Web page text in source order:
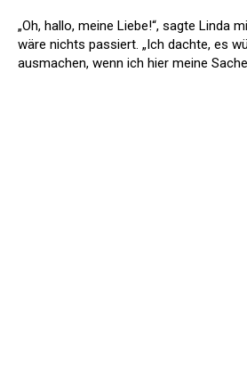
„Oh, hallo, meine Liebe!“, sagte Linda
wäre nichts passiert. „Ich dachte, es
ausmachen, wenn ich hier meine